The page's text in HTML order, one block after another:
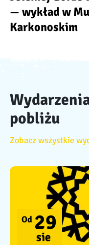
— wykład w
Karkonoskim
pobliżu
Zobacz wszystkie
Od 29
sie